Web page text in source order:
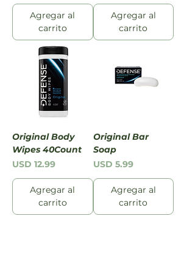
Agregar al
carrito
Agregar al
carrito
Original Body
Wipes 40Count
Precio
USD 12.99
Agregar al
carrito
Original Bar
Soap
Precio
USD 5.99
Agregar al
carrito